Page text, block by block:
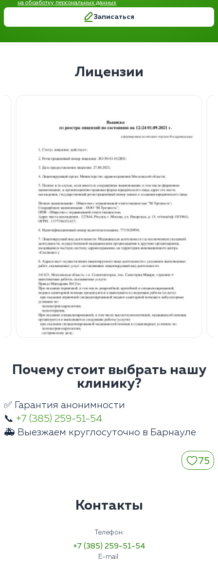
на обработку персональных данных
Записаться
Лицензии
Почему стоит выбрать нашу
клинику?
✅ Гарантия анонимности
📞 +7 (385) 259-51-54
🚑 Выезжаем круглосуточно в Барнауле
75
Контакты
Телефон:
+7 (385) 259-51-54
E-mail: